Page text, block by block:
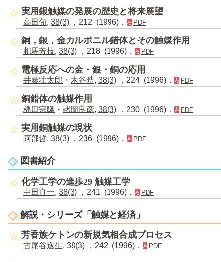
実用銀触媒の発展の歴史と将来展望
高田旬, 38(3) ，212 (1996)． PDF
銅，銀，金カルボニル錯体とその触媒作用
相馬芳技, 38(3) ，218 (1996)． PDF
電極反応への金・銀・銅の応用
井藤壮太郎 ・ 木谷晧, 38(3) ，224 (1996)． PDF
銅錯体の触媒作用
穐田宗隆 ・ 諸岡良彦, 38(3) ，230 (1996)． PDF
実用銅触媒の現状
阿部哲, 38(3) ，236 (1996)． PDF
図書紹介
化学工学の進歩29 触媒工学
中田真一, 38(3) ，241 (1996)． PDF
解説・シリーズ「触媒と経済」
芳香族ケトンの新規気相合成プロセス
古尾谷逸生, 38(3) ，242 (1996)． PDF